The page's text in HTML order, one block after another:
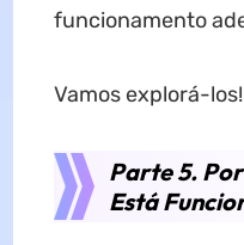
funcionamento
Vamos explorá-los!
Parte 5.
Está